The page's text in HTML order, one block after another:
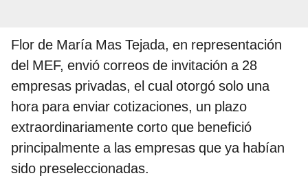
Flor de María Mas Tejada, en representación
del MEF, envió correos de invitación a 28
empresas privadas, el cual otorgó solo una
hora para enviar cotizaciones, un plazo
extraordinariamente corto que benefició
principalmente a las empresas que ya habían
sido preseleccionadas.